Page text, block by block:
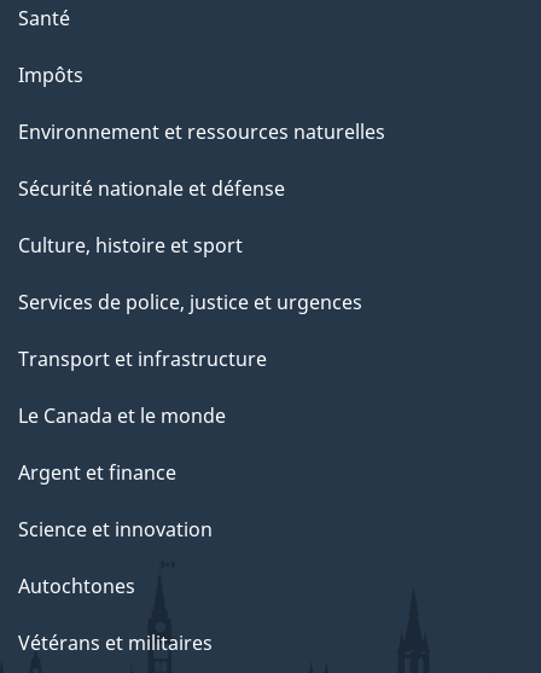
s
u
c
e
t
e
a
g
Santé
Impôts
Environnement et ressources naturelles
Sécurité nationale et défense
Culture, histoire et sport
Services de police, justice et urgences
Transport et infrastructure
Le Canada et le monde
Argent et finance
Science et innovation
Autochtones
Vétérans et militaires